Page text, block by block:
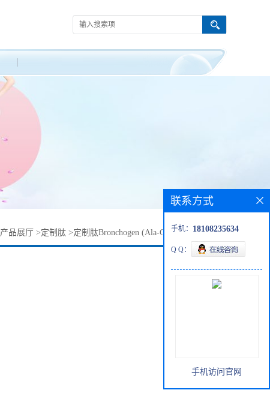
产品展厅 >定制肽 >定制肽Bronchogen (Ala-Glu-Asp-Leu) 现货
联系方式
手机： 18108235634
Q Q：
手机访问官网